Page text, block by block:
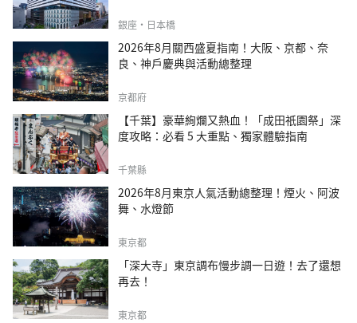
銀座・日本橋
2026年8月關西盛夏指南！大阪、京都、奈
良、神戶慶典與活動總整理
京都府
【千葉】豪華絢爛又熱血！「成田祇園祭」深
度攻略：必看 5 大重點、獨家體驗指南
千葉縣
2026年8月東京人氣活動總整理！煙火、阿波
舞、水燈節
東京都
「深大寺」東京調布慢步調一日遊！去了還想
再去！
東京都